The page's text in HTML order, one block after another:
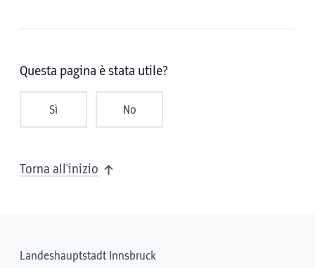
Questa pagina è stata utile?
Sì No
Torna all'inizio
Landeshauptstadt Innsbruck